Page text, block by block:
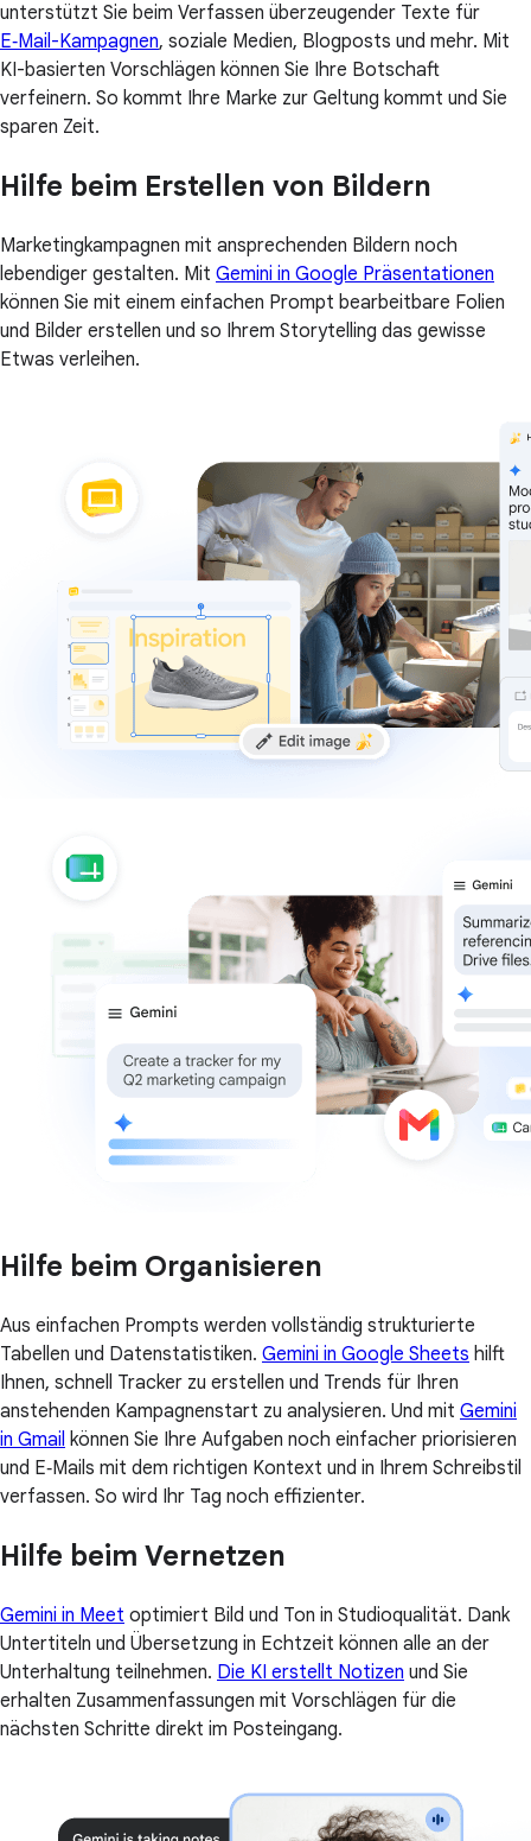
unterstützt Sie beim Verfassen überzeugender Texte für
E‑Mail-Kampagnen, soziale Medien, Blogposts und mehr. Mit
KI-basierten Vorschlägen können Sie Ihre Botschaft
verfeinern. So kommt Ihre Marke zur Geltung kommt und Sie
sparen Zeit.
Hilfe beim Erstellen von Bildern
Marketingkampagnen mit ansprechenden Bildern noch
lebendiger gestalten. Mit Gemini in Google Präsentationen
können Sie mit einem einfachen Prompt bearbeitbare Folien
und Bilder erstellen und so Ihrem Storytelling das gewisse
Etwas verleihen.
Hilfe beim Organisieren
Aus einfachen Prompts werden vollständig strukturierte
Tabellen und Datenstatistiken. Gemini in Google Sheets hilft
Ihnen, schnell Tracker zu erstellen und Trends für Ihren
anstehenden Kampagnenstart zu analysieren. Und mit Gemini
in Gmail können Sie Ihre Aufgaben noch einfacher priorisieren
und E‑Mails mit dem richtigen Kontext und in Ihrem Schreibstil
verfassen. So wird Ihr Tag noch effizienter.
Hilfe beim Vernetzen
Gemini in Meet optimiert Bild und Ton in Studioqualität. Dank
Untertiteln und Übersetzung in Echtzeit können alle an der
Unterhaltung teilnehmen. Die KI erstellt Notizen und Sie
erhalten Zusammenfassungen mit Vorschlägen für die
nächsten Schritte direkt im Posteingang.